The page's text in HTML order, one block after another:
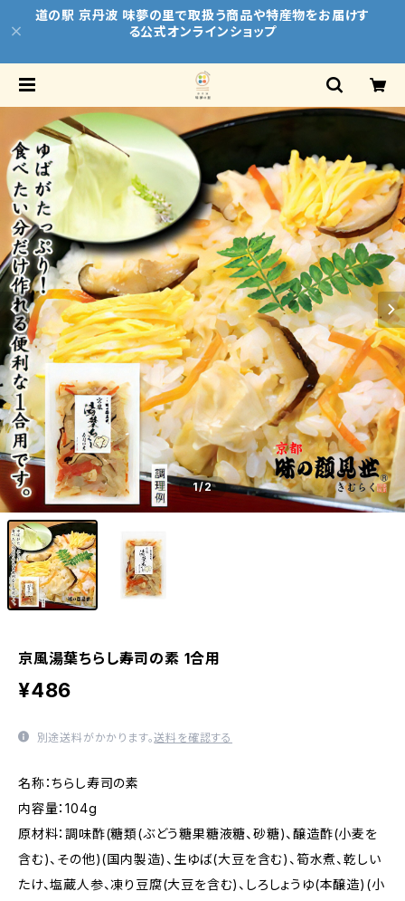
道の駅 京丹波 味夢の里で取扱う商品や特産物をお届けす
る公式オンラインショップ
1/2
京風湯葉ちらし寿司の素 1合用
¥486
別途送料がかかります。送料を確認する
名称：ちらし寿司の素
内容量：104g
原材料：調味酢(糖類(ぶどう糖果糖液糖、砂糖)、醸造酢(小麦を
含む)、その他)(国内製造)、生ゆば(大豆を含む)、筍水煮、乾しい
たけ、塩蔵人参、凍り豆腐(大豆を含む)、しろしょうゆ(本醸造)(小